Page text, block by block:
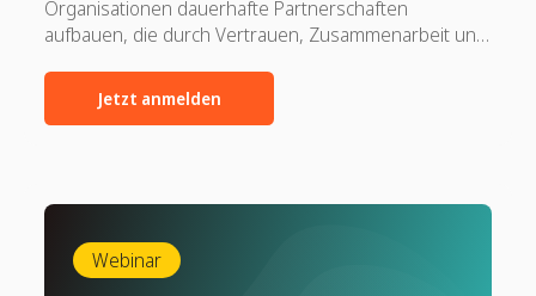
Organisationen dauerhafte Partnerschaften
aufbauen, die durch Vertrauen, Zusammenarbeit und
gesellschaftlichen Mehrwert schaffen.
Jetzt anmelden
Webinar